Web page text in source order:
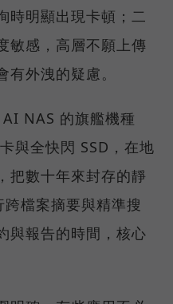
時明顯出現卡頓；二
敏感，高層不願上傳
外洩的疑慮。
NAS 的旗艦機種
與全快閃 SSD，在地
把數十年來封存的靜
檔案摘要與精準搜
與報告的時間，核心